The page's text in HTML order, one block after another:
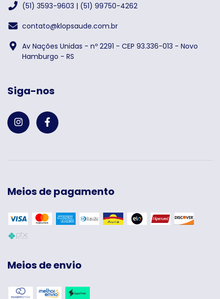
(51) 3593-9603 | (51) 99750-4262
contato@klopsaude.com.br
Av Nações Unidas - nº 2291 - CEP 93.336-013 - Novo
Hamburgo - RS
Siga-nos
Meios de pagamento
Meios de envio